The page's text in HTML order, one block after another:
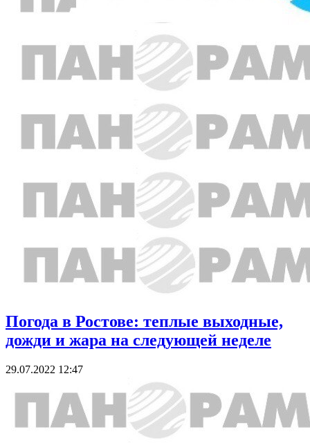
Погода в Ростове: теплые выходные,
дожди и жара на следующей неделе
29.07.2022 12:47